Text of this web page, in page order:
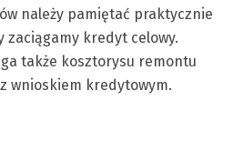
należy pamiętać praktycznie
kredyt celowy.
także kosztorysu remontu
wnioskiem kredytowym.